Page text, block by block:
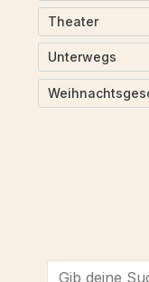
Theater
Unterwegs